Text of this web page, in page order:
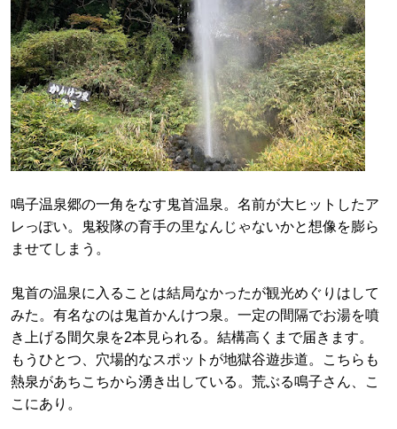
鳴子温泉郷の一角をなす鬼首温泉。名前が大ヒットしたア
レっぽい。鬼殺隊の育手の里なんじゃないかと想像を膨ら
ませてしまう。
鬼首の温泉に入ることは結局なかったが観光めぐりはして
みた。有名なのは鬼首かんけつ泉。一定の間隔でお湯を噴
き上げる間欠泉を2本見られる。結構高くまで届きます。
もうひとつ、穴場的なスポットが地獄谷遊歩道。こちらも
熱泉があちこちから湧き出している。荒ぶる鳴子さん、こ
こにあり。